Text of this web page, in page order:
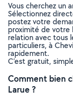
Vous cherchez un
Sélectionnez
postez votre
proximité de votre
relation avec tous
particuliers, à
rapidement.
C’est gratuit,
Comment bien
Larue ?